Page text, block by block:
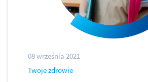
08 września 2021
Twoje zdrowie